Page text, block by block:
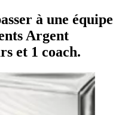
à une équipe
Argent
et 1 coach.